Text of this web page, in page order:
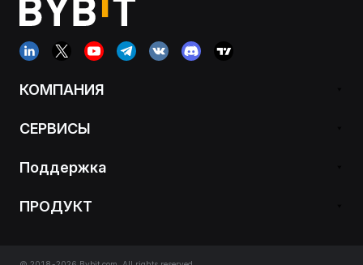
КОМПАНИЯ
СЕРВИСЫ
Поддержка
ПРОДУКТ